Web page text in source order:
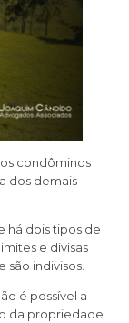
condôminos
dos demais
há dois tipos de
e divisas
indivisos.
é possível a
da propriedade